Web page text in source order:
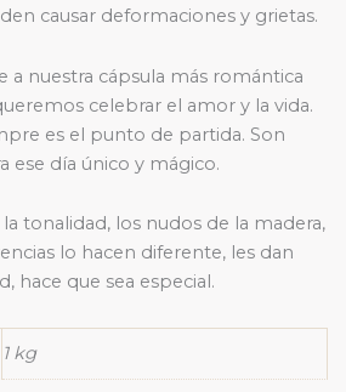
causar deformaciones y grietas.
a nuestra cápsula más romántica
celebrar el amor y la vida.
es el punto de partida. Son
ese día único y mágico.
la tonalidad, los nudos de la madera,
lo hacen diferente, les dan
hace que sea especial.
1 kg